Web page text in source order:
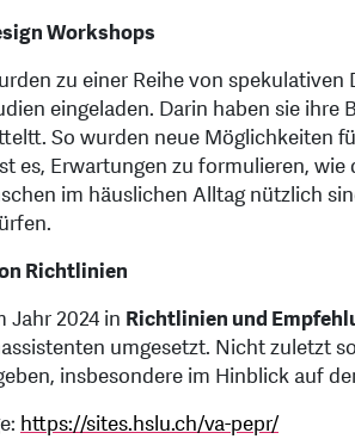
Workshops
zu einer Reihe von
eingeladen. Darin haben sie
So wurden neue Möglichkeiten
es, Erwartungen zu formulieren,
im häuslichen Alltag nützlich
Richtlinien
Jahr 2024 in Richtlinien und
umgesetzt. Nicht zuletzt
insbesondere im Hinblick auf
https://sites.hslu.ch/va-pepr/